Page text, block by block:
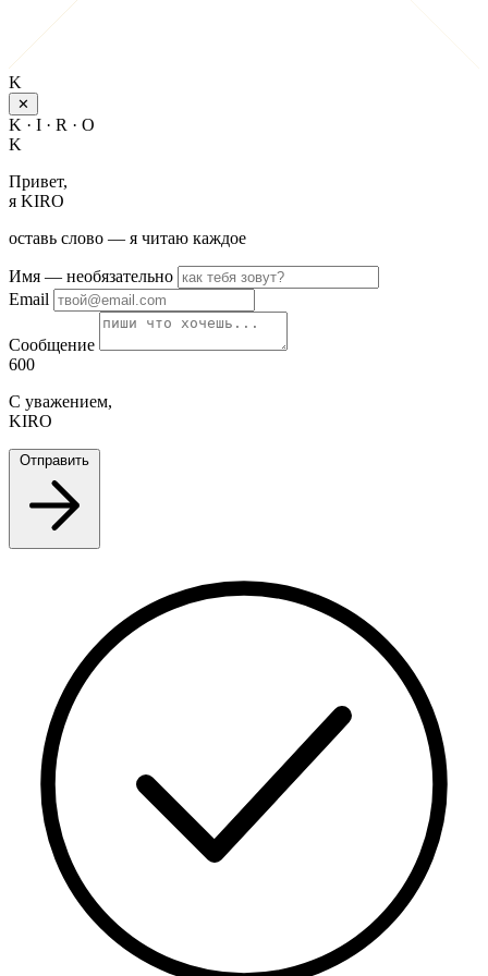
K
✕
K · I · R · O
K
Привет,
я KIRO
оставь слово — я читаю каждое
Имя — необязательно
Email
Сообщение
600
С уважением,
KIRO
Отправить